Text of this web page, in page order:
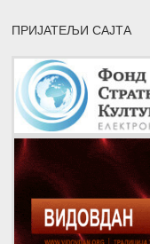
ПРИЈАТЕЉИ САЈТА